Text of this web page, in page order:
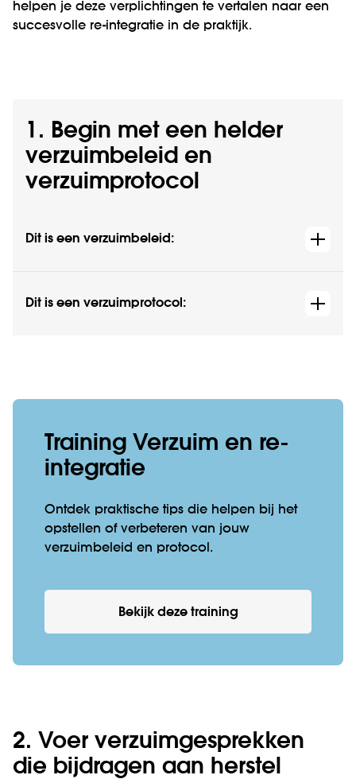
helpen je deze verplichtingen te vertalen naar een
succesvolle re-integratie in de praktijk.
1. Begin met een helder
verzuimbeleid en
verzuimprotocol
Dit is een verzuimbeleid:
Dit is een verzuimprotocol:
Training Verzuim en re-
integratie
Ontdek praktische tips die helpen bij het
opstellen of verbeteren van jouw
verzuimbeleid en protocol.
Bekijk deze training
2. Voer verzuimgesprekken
die bijdragen aan herstel